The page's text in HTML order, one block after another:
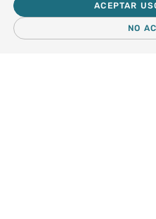
NO
ACEPTAR